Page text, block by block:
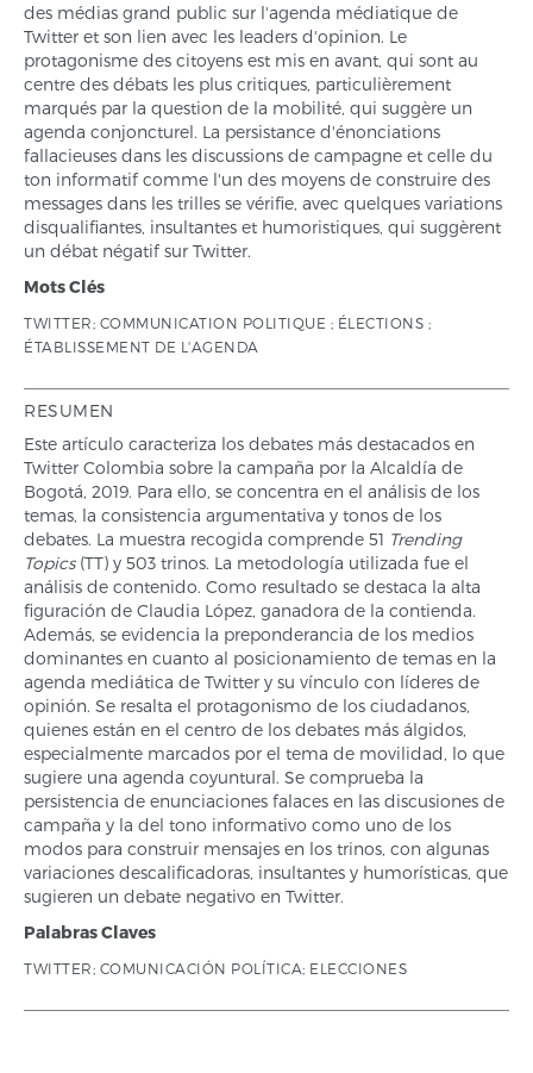
des médias grand public sur l'agenda médiatique de
Twitter et son lien avec les leaders d'opinion. Le
protagonisme des citoyens est mis en avant, qui sont au
centre des débats les plus critiques, particulièrement
marqués par la question de la mobilité, qui suggère un
agenda conjoncturel. La persistance d'énonciations
fallacieuses dans les discussions de campagne et celle du
ton informatif comme l'un des moyens de construire des
messages dans les trilles se vérifie, avec quelques variations
disqualifiantes, insultantes et humoristiques, qui suggèrent
un débat négatif sur Twitter.
Mots Clés
TWITTER; COMMUNICATION POLITIQUE ; ÉLECTIONS ;
ÉTABLISSEMENT DE L'AGENDA
RESUMEN
Este artículo caracteriza los debates más destacados en
Twitter Colombia sobre la campaña por la Alcaldía de
Bogotá, 2019. Para ello, se concentra en el análisis de los
temas, la consistencia argumentativa y tonos de los
debates. La muestra recogida comprende 51 Trending
Topics(TT) y 503 trinos. La metodología utilizada fue el
análisis de contenido. Como resultado se destaca la alta
figuración de Claudia López, ganadora de la contienda.
Además, se evidencia la preponderancia de los medios
dominantes en cuanto al posicionamiento de temas en la
agenda mediática de Twitter y su vínculo con líderes de
opinión. Se resalta el protagonismo de los ciudadanos,
quienes están en el centro de los debates más álgidos,
especialmente marcados por el tema de movilidad, lo que
sugiere una agenda coyuntural. Se comprueba la
persistencia de enunciaciones falaces en las discusiones de
campaña y la del tono informativo como uno de los
modos para construir mensajes en los trinos, con algunas
variaciones descalificadoras, insultantes y humorísticas, que
sugieren un debate negativo en Twitter.
Palabras Claves
TWITTER; COMUNICACIÓN POLÍTICA; ELECCIONES